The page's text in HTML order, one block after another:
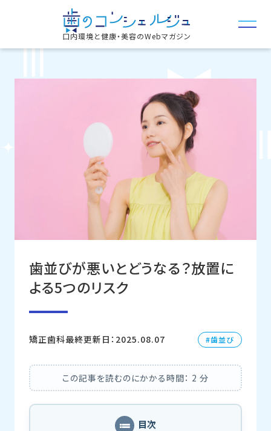
口内環境と健康・美容のWebマガジン
歯並びが悪いとどうなる？放置に
よる5つのリスク
矯正歯科最終更新日：2025.08.07 歯並び
この記事を読むのにかかる時間： 2 分
目次